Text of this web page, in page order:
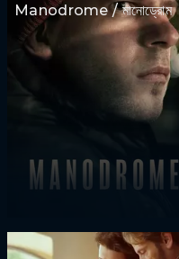
Manodrome / মানোড্রোম